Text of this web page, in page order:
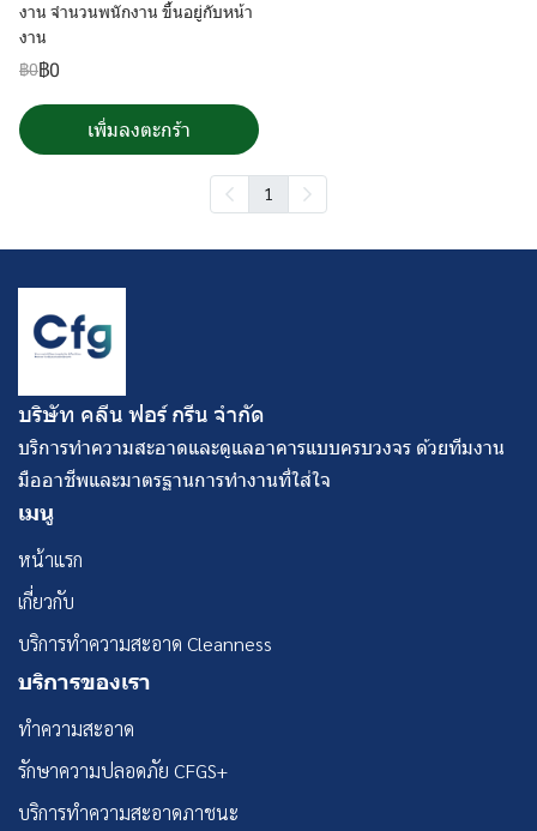
งาน จำนวนพนักงาน ขึ้นอยู่กับหน้า
งาน
฿0฿0
เพิ่มลงตะกร้า
1
บริษัท คลีน ฟอร์ กรีน จํากัด
บริการทำความสะอาดและดูแลอาคารแบบครบวงจร ด้วยทีมงาน
มืออาชีพและมาตรฐานการทำงานที่ใส่ใจ
เมนู
หน้าแรก
เกี่ยวกับ
บริการทำความสะอาด Cleanness
บริการของเรา
ทำความสะอาด
รักษาความปลอดภัย CFGS+
บริการทำความสะอาดภาชนะ